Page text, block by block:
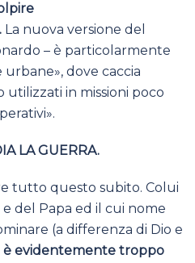
La nuova versione del
– è particolarmente
urbane», dove caccia
utilizzati in missioni poco
LA GUERRA.
tutto questo subito. Colui
del Papa ed il cui nome
(a differenza di Dio e
è evidentemente troppo